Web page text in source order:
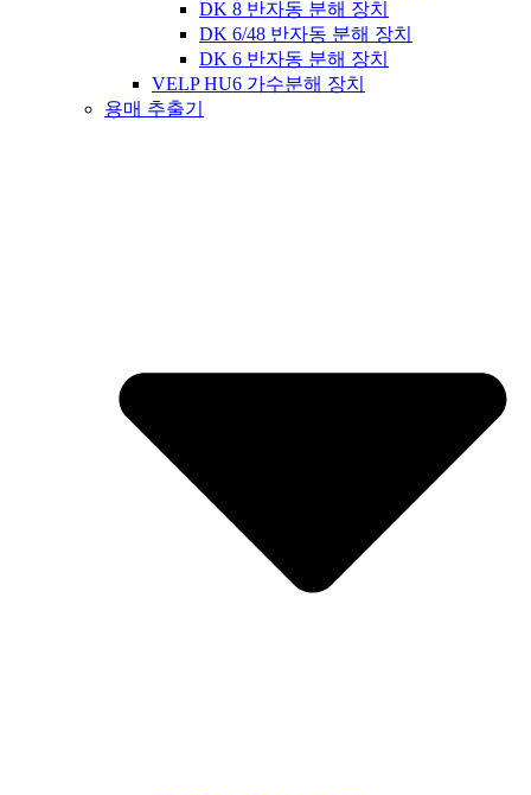
DK 8 반자동 분해 장치
DK 6/48 반자동 분해 장치
DK 6 반자동 분해 장치
VELP HU6 가수분해 장치
용매 추출기